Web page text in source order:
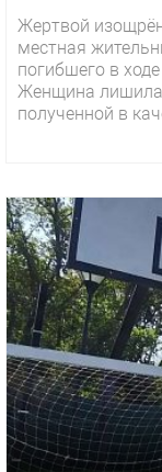
Жертвой
местная
погибшего в
Женщина
полученной в